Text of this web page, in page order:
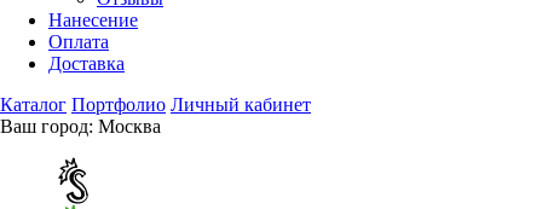
Нанесение
Оплата
Доставка
Каталог Портфолио Личный кабинет
Ваш город: Москва